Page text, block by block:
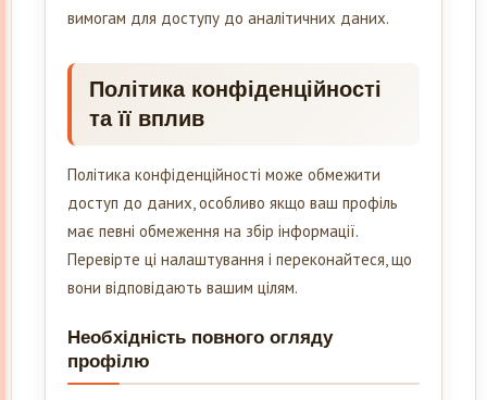
вимогам для доступу до аналітичних даних.
Політика конфіденційності
та її вплив
Політика конфіденційності може обмежити
доступ до даних, особливо якщо ваш профіль
має певні обмеження на збір інформації.
Перевірте ці налаштування і переконайтеся, що
вони відповідають вашим цілям.
Необхідність повного огляду
профілю